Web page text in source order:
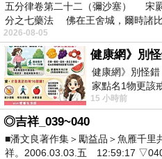
五分律卷第二十二（彌沙塞） 宋
分之七藥法 佛在王舍城，爾時諸
2026-08-05
健康網》別怪
家點名1物更該
https://
15 小時前
◎吉祥_039~040
■潘文良著作集＞勵益品＞魚雁千
祥。2006.03.03.五 12:59:17